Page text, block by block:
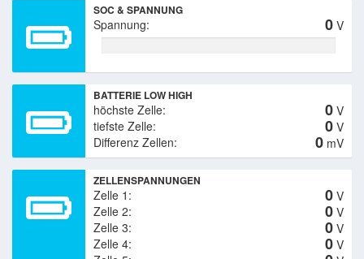
SOC & SPANNUNG
0
BATTERIE LOW HIGH
0
0
0
ZELLENSPANNUNGEN
0
0
0
0